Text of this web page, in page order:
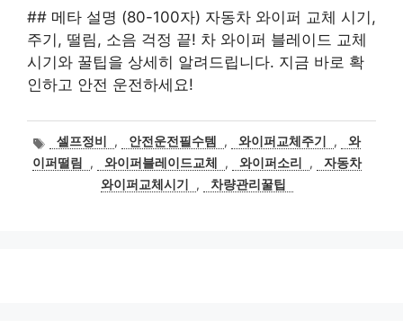
## 메타 설명 (80-100자) 자동차 와이퍼 교체 시기,
주기, 떨림, 소음 걱정 끝! 차 와이퍼 블레이드 교체
시기와 꿀팁을 상세히 알려드립니다. 지금 바로 확
인하고 안전 운전하세요!
태
그
셀프정비 , 안전운전필수템 , 와이퍼교체주기 ,
와
이퍼떨림
, 와이퍼블레이드교체 , 와이퍼소리 ,
자동차
와이퍼교체시기
, 차량관리꿀팁